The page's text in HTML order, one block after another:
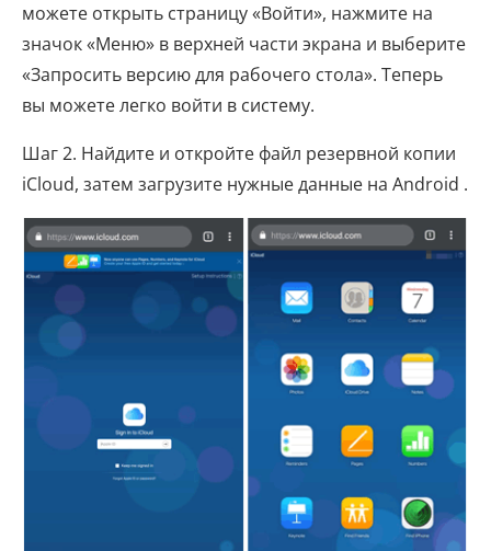
можете открыть страницу «Войти», нажмите на
значок «Меню» в верхней части экрана и выберите
«Запросить версию для рабочего стола». Теперь
вы можете легко войти в систему.
Шаг 2. Найдите и откройте файл резервной копии
iCloud, затем загрузите нужные данные на Android .